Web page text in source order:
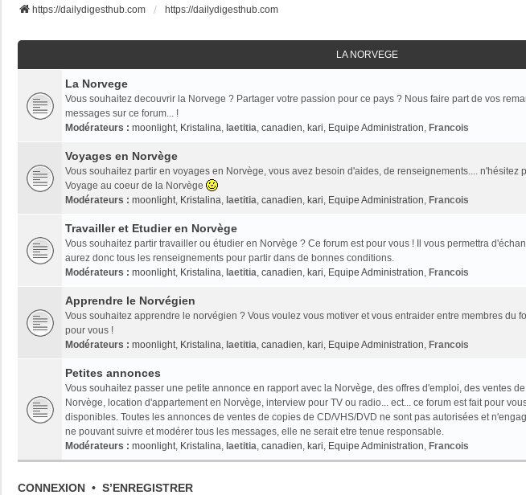
https://dailydigesthub.com https://dailydigesthub.com
LA NORVEGE
La Norvege
Vous souhaitez decouvrir la Norvege ? Partager votre passion pour ce pays ? Nous faire part de vos
messages sur ce forum... !
Modérateurs : moonlight, Kristalina, laetitia, canadien, kari, Equipe Administration, Francois
Voyages en Norvège
Vous souhaitez partir en voyages en Norvège, vous avez besoin d'aides, de renseignements.... n'hésitez
Voyage au coeur de la Norvège
Modérateurs : moonlight, Kristalina, laetitia, canadien, kari, Equipe Administration, Francois
Travailler et Etudier en Norvège
Vous souhaitez partir travailler ou étudier en Norvège ? Ce forum est pour vous ! Il vous permettra
aurez donc tous les renseignements pour partir dans de bonnes conditions.
Modérateurs : moonlight, Kristalina, laetitia, canadien, kari, Equipe Administration, Francois
Apprendre le Norvégien
Vous souhaitez apprendre le norvégien ? Vous voulez vous motiver et vous entraider entre membres du
pour vous !
Modérateurs : moonlight, Kristalina, laetitia, canadien, kari, Equipe Administration, Francois
Petites annonces
Vous souhaitez passer une petite annonce en rapport avec la Norvège, des offres d'emploi, des ventes
Norvège, location d'appartement en Norvège, interview pour TV ou radio... ect... ce forum est fait pour
disponibles. Toutes les annonces de ventes de copies de CD/VHS/DVD ne sont pas autorisées et
ne pouvant suivre et modérer tous les messages, elle ne serait etre tenue responsable.
Modérateurs : moonlight, Kristalina, laetitia, canadien, kari, Equipe Administration, Francois
CONNEXION • S’ENREGISTRER